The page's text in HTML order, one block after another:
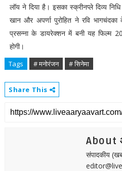
लॉय ने दिया है। इसका स्क्रीनप्ले दिव्य
खान और अपर्णा पुरोहित ने रवि
प्रसन्ना के डायरेक्शन में बनी यह फिल्म
होगी।
Tags # मनोरंजन # सिनेमा
Share This
About
संपादकीय